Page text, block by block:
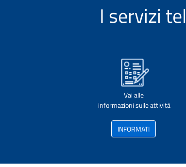
I servizi
Vai alle
informazioni sulle attività
INFORMATI